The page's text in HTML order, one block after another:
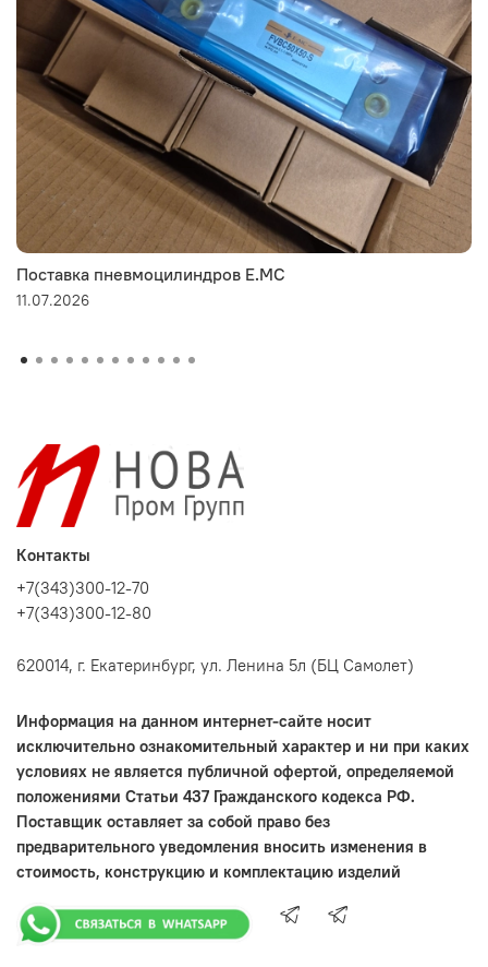
Поставка пневмоцилиндров E.MC
11.07.2026
Контакты
+7(343)300-12-70
+7(343)300-12-80
620014, г. Екатеринбург, ул. Ленина 5л (БЦ Самолет)
Информация на данном интернет-сайте носит
исключительно ознакомительный характер и ни при каких
условиях не является публичной офертой, определяемой
положениями Статьи 437 Гражданского кодекса РФ.
Поставщик оставляет за собой право без
предварительного уведомления вносить изменения в
стоимость, конструкцию и комплектацию изделий